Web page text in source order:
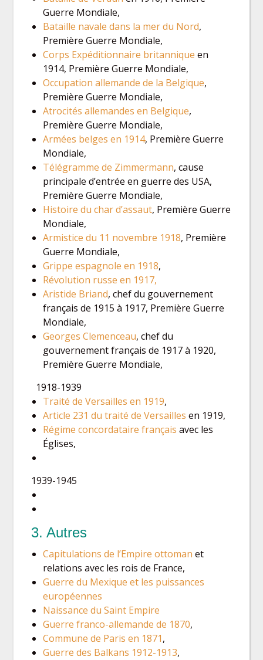
Guerre Mondiale,
Bataille navale dans la mer du Nord,
Première Guerre Mondiale,
Corps Expéditionnaire britannique en
1914, Première Guerre Mondiale,
Occupation allemande de la Belgique,
Première Guerre Mondiale,
Atrocités allemandes en Belgique,
Première Guerre Mondiale,
Armées belges en 1914, Première Guerre
Mondiale,
Télégramme de Zimmermann, cause
principale d’entrée en guerre des USA,
Première Guerre Mondiale,
Histoire du char d’assaut, Première Guerre
Mondiale,
Armistice du 11 novembre 1918, Première
Guerre Mondiale,
Grippe espagnole en 1918,
Révolution russe en 1917,
Aristide Briand, chef du gouvernement
français de 1915 à 1917, Première Guerre
Mondiale,
Georges Clemenceau, chef du
gouvernement français de 1917 à 1920,
Première Guerre Mondiale,
1918-1939
Traité de Versailles en 1919,
Article 231 du traité de Versailles en 1919,
Régime concordataire français avec les
Églises,
1939-1945
3. Autres
Capitulations de l’Empire ottoman et
relations avec les rois de France,
Guerre du Mexique et les puissances
européennes
Naissance du Saint Empire
Guerre franco-allemande de 1870,
Commune de Paris en 1871,
Guerre des Balkans 1912-1913,